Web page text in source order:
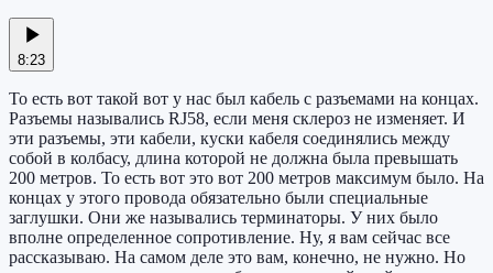
8:23
То есть вот такой вот у нас был кабель с разъемами на концах.
Разъемы назывались RJ58, если меня склероз не изменяет. И
эти разъемы, эти кабели, куски кабеля соединялись между
собой в колбасу, длина которой не должна была превышать
200 метров. То есть вот это вот 200 метров максимум было. На
концах у этого провода обязательно были специальные
заглушки. Они же назывались терминаторы. У них было
вполне определенное сопротивление. Ну, я вам сейчас все
рассказываю. На самом деле это вам, конечно, не нужно. Но